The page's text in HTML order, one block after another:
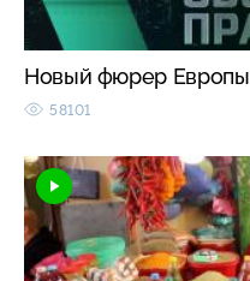
Новый фюрер Европы
58101